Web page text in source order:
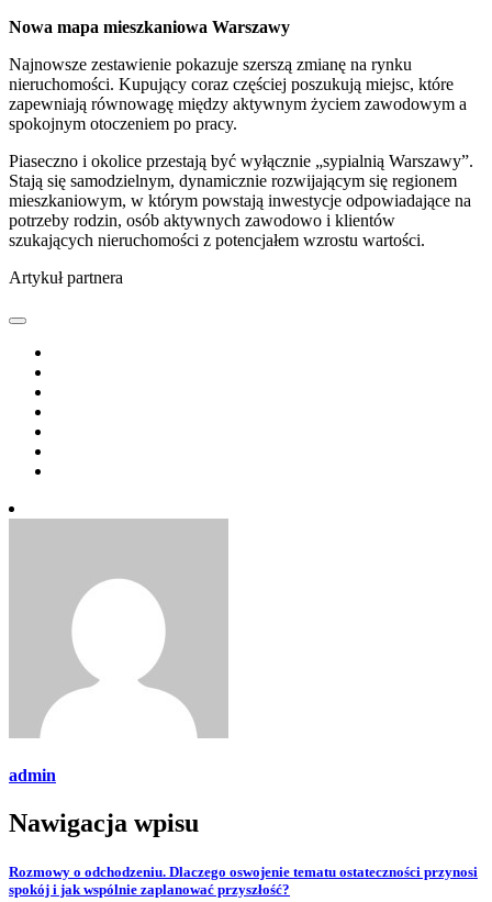
Nowa mapa mieszkaniowa Warszawy
Najnowsze zestawienie pokazuje szerszą zmianę na rynku
nieruchomości. Kupujący coraz częściej poszukują miejsc, które
zapewniają równowagę między aktywnym życiem zawodowym a
spokojnym otoczeniem po pracy.
Piaseczno i okolice przestają być wyłącznie „sypialnią Warszawy”.
Stają się samodzielnym, dynamicznie rozwijającym się regionem
mieszkaniowym, w którym powstają inwestycje odpowiadające na
potrzeby rodzin, osób aktywnych zawodowo i klientów
szukających nieruchomości z potencjałem wzrostu wartości.
Artykuł partnera
admin
Nawigacja wpisu
Rozmowy o odchodzeniu. Dlaczego oswojenie tematu ostateczności przynosi
spokój i jak wspólnie zaplanować przyszłość?